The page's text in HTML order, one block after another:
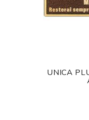
UNICA